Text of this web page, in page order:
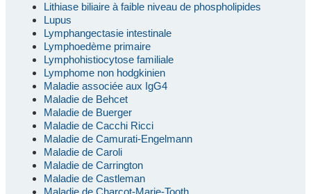
Lithiase biliaire à faible niveau de phospholipides
Lupus
Lymphangectasie intestinale
Lymphoedème primaire
Lymphohistiocytose familiale
Lymphome non hodgkinien
Maladie associée aux IgG4
Maladie de Behcet
Maladie de Buerger
Maladie de Cacchi Ricci
Maladie de Camurati-Engelmann
Maladie de Caroli
Maladie de Carrington
Maladie de Castleman
Maladie de Charcot-Marie-Tooth